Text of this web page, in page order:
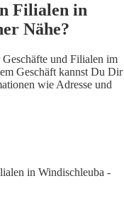
Filialen in
Nähe?
und Filialen im
Geschäft kannst Du Dir
wie Adresse und
in Windischleuba -